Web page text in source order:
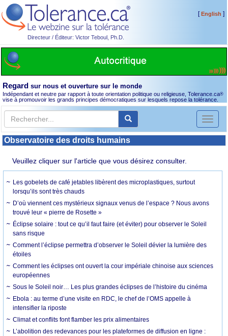
Directeur / Éditeur: Victor Teboul, Ph.D.
[English ]
Regard sur nous et ouverture sur le monde
Indépendant et neutre par rapport à toute orientation politique ou religieuse, Tolerance.ca®
vise à promouvoir les grands principes démocratiques sur lesquels repose la tolérance.
Toggle
Observatoire des droits humains
Veuillez cliquer sur l'article que vous désirez consulter.
Les gobelets de café jetables libèrent des microplastiques, surtout
lorsqu’ils sont très chauds
D’où viennent ces mystérieux signaux venus de l’espace ? Nous avons
trouvé leur « pierre de Rosette »
Éclipse solaire : tout ce qu’il faut faire (et éviter) pour observer le Soleil
sans risque
Comment l’éclipse permettra d’observer le Soleil dévier la lumière des
étoiles
Comment les éclipses ont ouvert la cour impériale chinoise aux sciences
européennes
Sous le Soleil noir… Les plus grandes éclipses de l’histoire du cinéma
Ebola : au terme d’une visite en RDC, le chef de l’OMS appelle à
intensifier la riposte
Climat et conflits font flamber les prix alimentaires
L’abolition des redevances pour les plateformes de diffusion en ligne :